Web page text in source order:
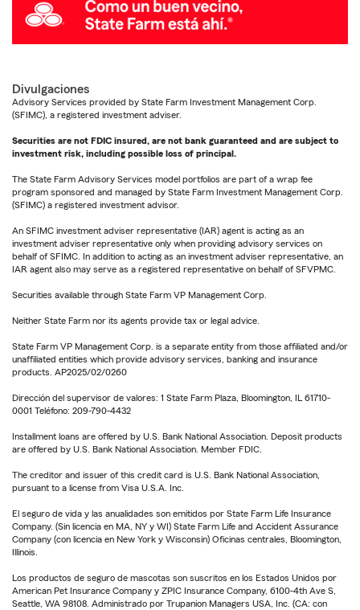
Divulgaciones
Advisory Services provided by State Farm Investment Management Corp.
(SFIMC), a registered investment adviser.
Securities are not FDIC insured, are not bank guaranteed and are subject to
investment risk, including possible loss of principal.
The State Farm Advisory Services model portfolios are part of a wrap fee
program sponsored and managed by State Farm Investment Management Corp.
(SFIMC) a registered investment advisor.
An SFIMC investment adviser representative (IAR) agent is acting as an
investment adviser representative only when providing advisory services on
behalf of SFIMC. In addition to acting as an investment adviser representative, an
IAR agent also may serve as a registered representative on behalf of SFVPMC.
Securities available through State Farm VP Management Corp.
Neither State Farm nor its agents provide tax or legal advice.
State Farm VP Management Corp. is a separate entity from those affiliated and/or
unaffiliated entities which provide advisory services, banking and insurance
products. AP2025/02/0260
Dirección del supervisor de valores: 1 State Farm Plaza, Bloomington, IL 61710-
0001 Teléfono: 209-790-4432
Installment loans are offered by U.S. Bank National Association. Deposit products
are offered by U.S. Bank National Association. Member FDIC.
The creditor and issuer of this credit card is U.S. Bank National Association,
pursuant to a license from Visa U.S.A. Inc.
El seguro de vida y las anualidades son emitidos por State Farm Life Insurance
Company. (Sin licencia en MA, NY y WI) State Farm Life and Accident Assurance
Company (con licencia en New York y Wisconsin) Oficinas centrales, Bloomington,
Illinois.
Los productos de seguro de mascotas son suscritos en los Estados Unidos por
American Pet Insurance Company y ZPIC Insurance Company, 6100-4th Ave S,
Seattle, WA 98108. Administrado por Trupanion Managers USA, Inc. (CA: con